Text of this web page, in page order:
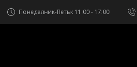
Понеделник-Петък 11:00 - 17:00